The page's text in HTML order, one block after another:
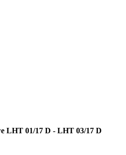
LHT 01/17 D - LHT 03/17 D